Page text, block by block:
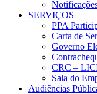
SERVIÇOS
PPA
Carta de
Governo
CRC –
Sala do
Audiências